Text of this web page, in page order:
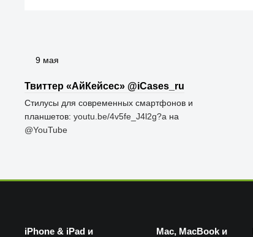
9 мая
Твиттер «АйКейсес» ‏@iCases_ru
Стилусы для современных смартфонов и
планшетов: youtu.be/4v5fe_J4l2g?a на
@YouTube
iPhone & iPad и
Mac, MacBook и